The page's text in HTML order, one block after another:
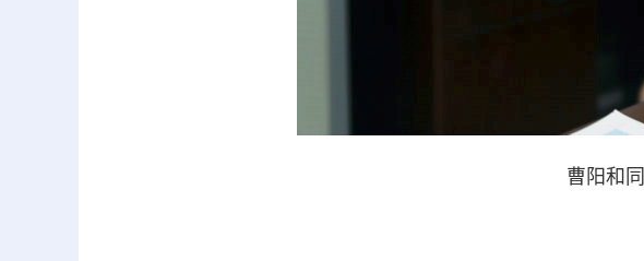
曹阳和